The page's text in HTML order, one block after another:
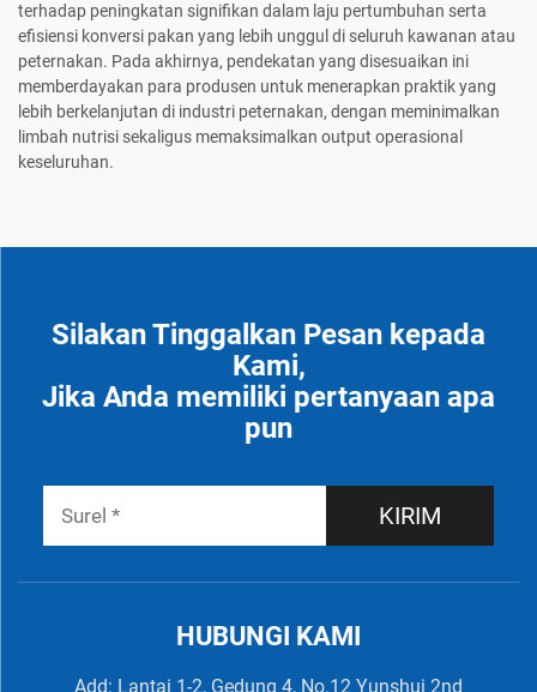
terhadap peningkatan signifikan dalam laju pertumbuhan serta
efisiensi konversi pakan yang lebih unggul di seluruh kawanan atau
peternakan. Pada akhirnya, pendekatan yang disesuaikan ini
memberdayakan para produsen untuk menerapkan praktik yang
lebih berkelanjutan di industri peternakan, dengan meminimalkan
limbah nutrisi sekaligus memaksimalkan output operasional
keseluruhan.
Silakan Tinggalkan Pesan kepada
Kami,
Jika Anda memiliki pertanyaan apa
pun
KIRIM
HUBUNGI KAMI
Add: Lantai 1-2, Gedung 4, No.12 Yunshui 2nd